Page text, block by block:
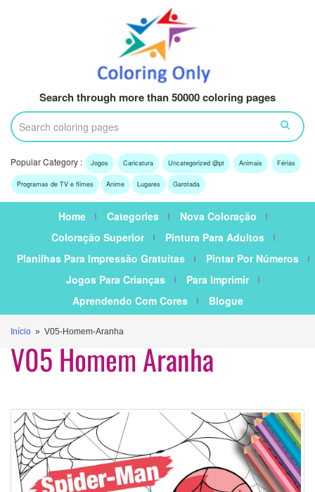
Search through more than 50000 coloring pages
Popular Category : Jogos Caricatura Uncategorized @pt Animais Férias
Programas de TV e filmes Anime Lugares Garotada
Home Categories
Nova Coloração
Coloração Superior
Pintura Para Adultos
Planilhas Para Impressão Gratuitas
Pintar Por Números
Jogos Para Crianças
Para Imprimir
Aprendendo Com Cores
Blogue
Início » V05-Homem-Aranha
V05 Homem Aranha